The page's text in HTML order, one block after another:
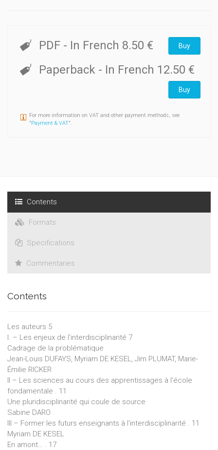
PDF - In French 8.50 € Buy
Paperback - In French 12.50 €
Buy
For more information on VAT and other payment methods, see
"Payment & VAT".
Contents
Formats
Specifications
Commentaries
Contents
Les auteurs 5
I. – Les enjeux de l'interdisciplinarité 7
Cadrage de la problématique
Jean-Louis DUFAYS, Myriam DE KESEL, Jim PLUMAT, Marie-
Émilie RICKER
II – Les sciences au cours des apprentissages à l'école
fondamentale . 11
Une pluridisciplinarité qui coule de source
Sabine DARO
III – Former les futurs enseignants à l'interdisciplinarité . 11
Myriam DE KESEL
En amont… . 17